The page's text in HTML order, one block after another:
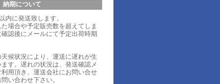
納期について
内に発送致します。
場合や予定販売数を超えてしま
認後にメールにて予定出荷時期
候状況により、運送に遅れが生
す。遅れの状況は、発送確認メ
用頂き、運送会社にお問い合せ
い合わせ下さい。